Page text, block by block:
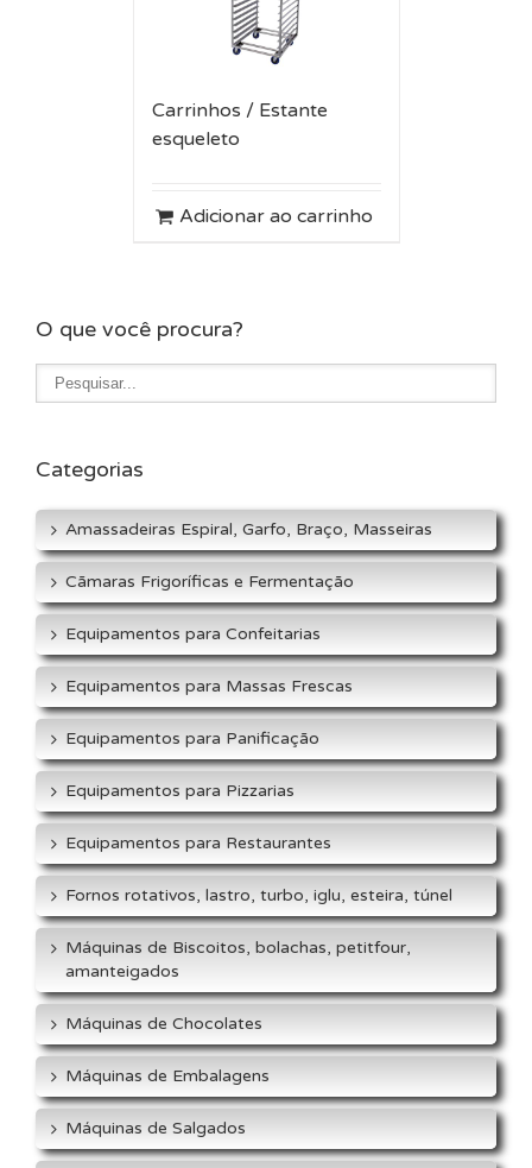
Carrinhos / Estante
esqueleto
Adicionar ao carrinho
O que você procura?
Categorias
Amassadeiras Espiral, Garfo, Braço, Masseiras
Cãmaras Frigoríficas e Fermentação
Equipamentos para Confeitarias
Equipamentos para Massas Frescas
Equipamentos para Panificação
Equipamentos para Pizzarias
Equipamentos para Restaurantes
Fornos rotativos, lastro, turbo, iglu, esteira, túnel
Máquinas de Biscoitos, bolachas, petitfour,
amanteigados
Máquinas de Chocolates
Máquinas de Embalagens
Máquinas de Salgados